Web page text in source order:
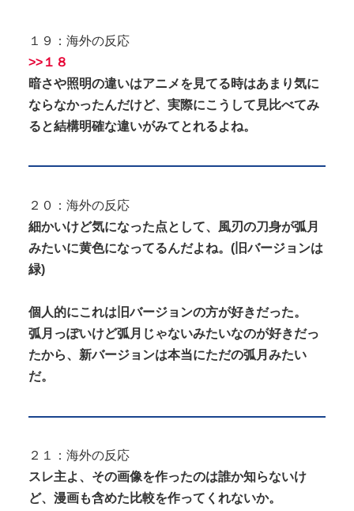
１９：海外の反応
>>１８
暗さや照明の違いはアニメを見てる時はあまり気に
ならなかったんだけど、実際にこうして見比べてみ
ると結構明確な違いがみてとれるよね。
２０：海外の反応
細かいけど気になった点として、風刃の刀身が弧月
みたいに黄色になってるんだよね。(旧バージョンは
緑)
個人的にこれは旧バージョンの方が好きだった。
弧月っぽいけど弧月じゃないみたいなのが好きだっ
たから、新バージョンは本当にただの弧月みたい
だ。
２１：海外の反応
スレ主よ、その画像を作ったのは誰か知らないけ
ど、漫画も含めた比較を作ってくれないか。